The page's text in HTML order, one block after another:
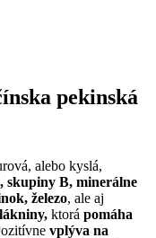
pekinská
alebo kyslá,
skupiny B, minerálne
železo, ale aj
ktorá pomáha
vplýva na